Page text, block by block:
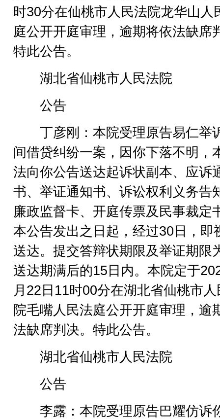
时30分在仙桃市人民法院龙华山人
庭公开开庭审理，逾期将依法缺席
特此公告。
湖北省仙桃市人民法院
公告
丁彦刚：本院受理原告易仁举
间借贷纠纷一案，因你下落不明，
法向你公告送达起诉状副本、应诉
书、举证通知书、诉讼权利义务告
廉政监督卡、开庭传票及民事裁定
本公告发出之日起，经过30日，即
送达。提交答辩状期限及举证期限
送达期满后的15日内。本院定于
月22日11时00分在湖北省仙桃市人
院毛嘴人民法庭公开开庭审理，逾
法缺席判决。特此公告。
湖北省仙桃市人民法院
公告
李露：本院受理原告巴耀仿诉